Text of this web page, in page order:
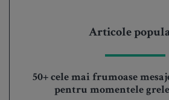
Articole
50+ cele mai frumoase
pentru momentele